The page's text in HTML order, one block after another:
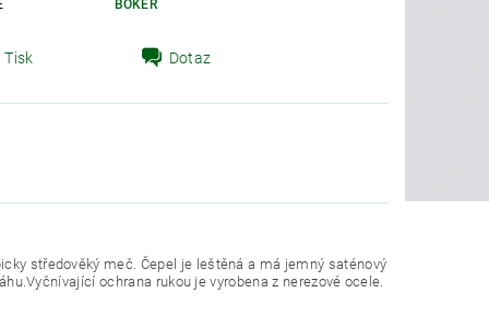
BÖKER
Tisk Dotaz
středověký meč. Čepel je leštěná a má jemný saténový
ochrana rukou je vyrobena z nerezové ocele.